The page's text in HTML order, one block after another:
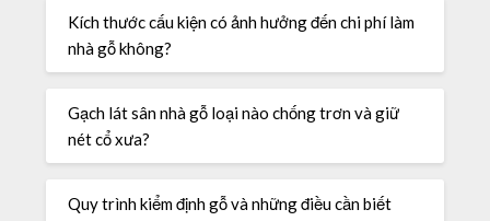
Kích thước cấu kiện có ảnh hưởng đến chi phí làm
nhà gỗ không?
Gạch lát sân nhà gỗ loại nào chống trơn và giữ
nét cổ xưa?
Quy trình kiểm định gỗ và những điều cần biết